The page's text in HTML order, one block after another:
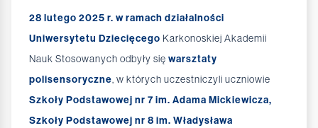
28 lutego 2025 r. w ramach działalności
Uniwersytetu Dziecięcego Karkonoskiej Akademii
Nauk Stosowanych odbyły się warsztaty
polisensoryczne, w których uczestniczyli uczniowie
Szkoły Podstawowej nr 7 im. Adama Mickiewicza,
Szkoły Podstawowej nr 8 im. Władysława